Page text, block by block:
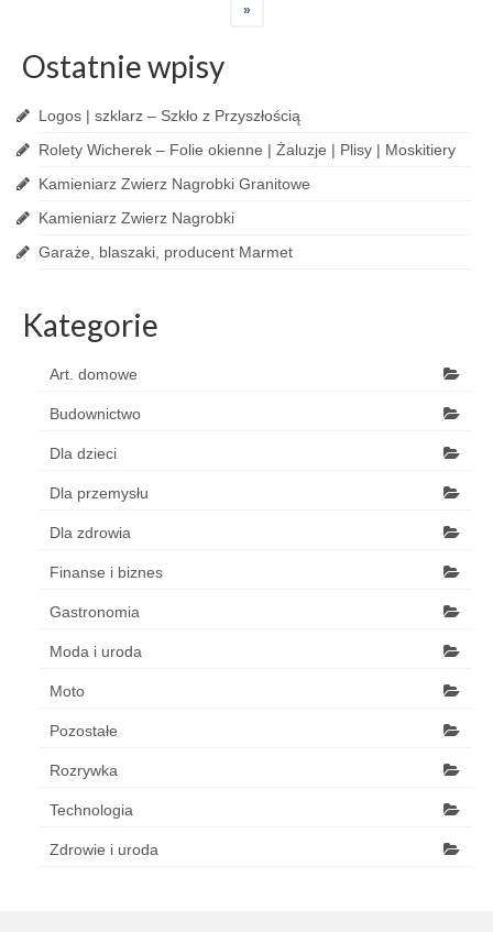
»
Ostatnie wpisy
Logos | szklarz – Szkło z Przyszłością
Rolety Wicherek – Folie okienne | Żaluzje | Plisy | Moskitiery
Kamieniarz Zwierz Nagrobki Granitowe
Kamieniarz Zwierz Nagrobki
Garaże, blaszaki, producent Marmet
Kategorie
Art. domowe
Budownictwo
Dla dzieci
Dla przemysłu
Dla zdrowia
Finanse i biznes
Gastronomia
Moda i uroda
Moto
Pozostałe
Rozrywka
Technologia
Zdrowie i uroda